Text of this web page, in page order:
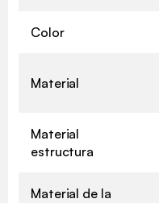
Color
Material
Material
estructura
Material de la